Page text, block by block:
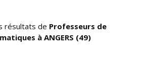
résultats de Professeurs de
à ANGERS (49)